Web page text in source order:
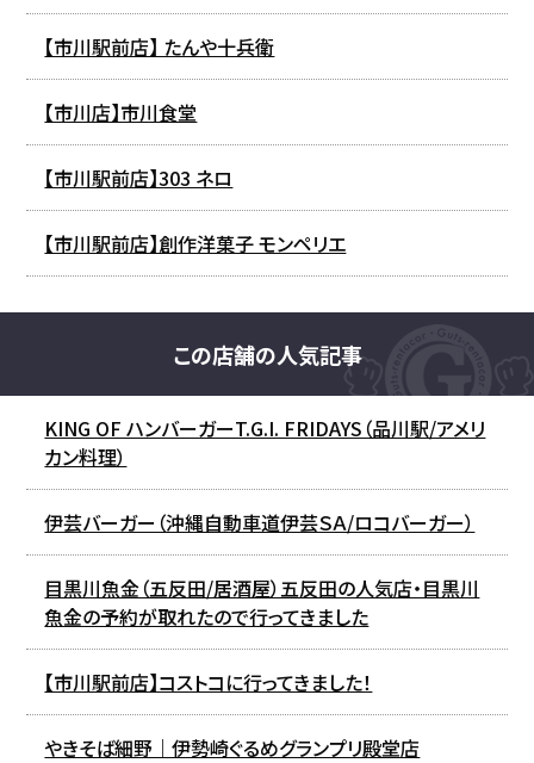
【市川駅前店】 たんや十兵衛
【市川店】市川食堂
【市川駅前店】303 ネロ
【市川駅前店】創作洋菓子 モンペリエ
この店舗の人気記事
KING OF ハンバーガーT.G.I. FRIDAYS（品川駅/アメリ
カン料理）
伊芸バーガー（沖縄自動車道伊芸ＳＡ/ロコバーガー）
目黒川魚金（五反田/居酒屋）五反田の人気店・目黒川
魚金の予約が取れたので行ってきました
【市川駅前店】コストコに行ってきました！
やきそば細野｜伊勢崎ぐるめグランプリ殿堂店